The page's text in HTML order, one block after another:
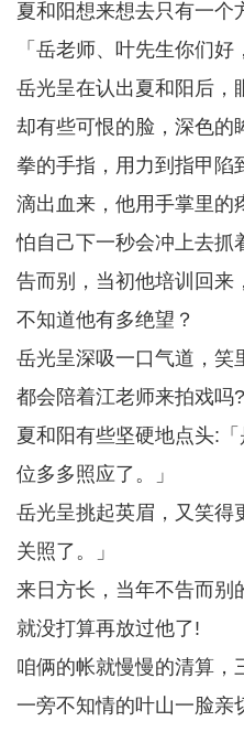
夏和阳想来想去只有一个
「岳老师、叶先生你们好
岳光呈在认出夏和阳后，
却有些可恨的脸，深色的
拳的手指，用力到指甲陷
滴出血来，他用手掌里的
怕自己下一秒会冲上去抓
告而别，当初他培训回来
不知道他有多绝望？
岳光呈深吸一口气道，笑
都会陪着江老师来拍戏吗?
夏和阳有些坚硬地点头:
位多多照应了。」
岳光呈挑起英眉，又笑得
关照了。」
来日方长，当年不告而别
就没打算再放过他了!
咱俩的帐就慢慢的清算，
一旁不知情的叶山一脸亲